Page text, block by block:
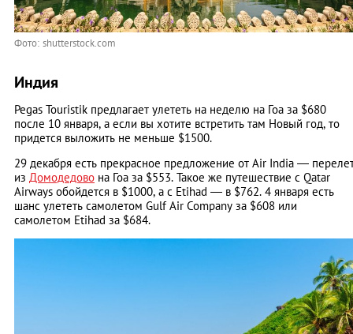
Фото: shutterstock.com
Индия
Pegas Touristik предлагает улететь на неделю на Гоа за $680
после 10 января, а если вы хотите встретить там Новый год, то
придется выложить не меньше $1500.
29 декабря есть прекрасное предложение от Air India —
из Домодедово на Гоа за $553. Такое же путешествие с Qatar
Airways обойдется в $1000, а с Etihad — в $762. 4 января есть
шанс улететь самолетом Gulf Air Company за $608 или
самолетом Etihad за $684.